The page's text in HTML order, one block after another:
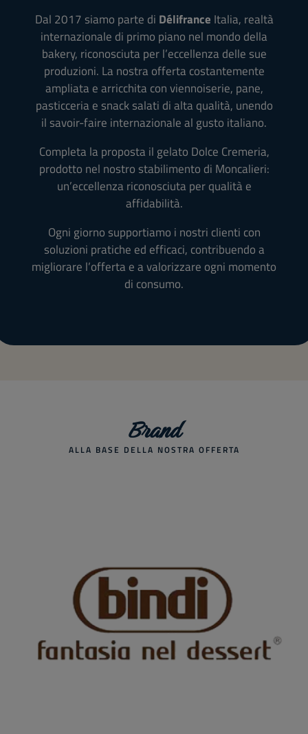
Dal 2017 siamo parte di Délifrance Italia, realtà
internazionale di primo piano nel mondo della
bakery, riconosciuta per l’eccellenza delle sue
produzioni. La nostra offerta costantemente
ampliata e arricchita con viennoiserie, pane,
pasticceria e snack salati di alta qualità, unendo
il savoir-faire internazionale al gusto italiano.
Completa la proposta il gelato Dolce Cremeria,
prodotto nel nostro stabilimento di Moncalieri:
un’eccellenza riconosciuta per qualità e
affidabilità.
Ogni giorno supportiamo i nostri clienti con
soluzioni pratiche ed efficaci, contribuendo a
migliorare l’offerta e a valorizzare ogni momento
di consumo.
Brand
ALLA BASE DELLA NOSTRA OFFERTA
Precedente